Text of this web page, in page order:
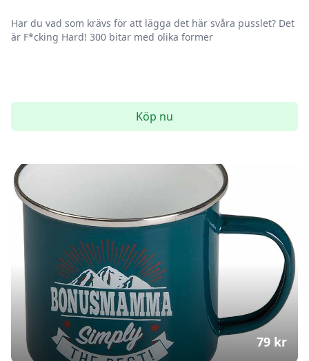
Har du vad som krävs för att lägga det här svåra pusslet? Det
är F*cking Hard! 300 bitar med olika former
Köp nu
79 kr